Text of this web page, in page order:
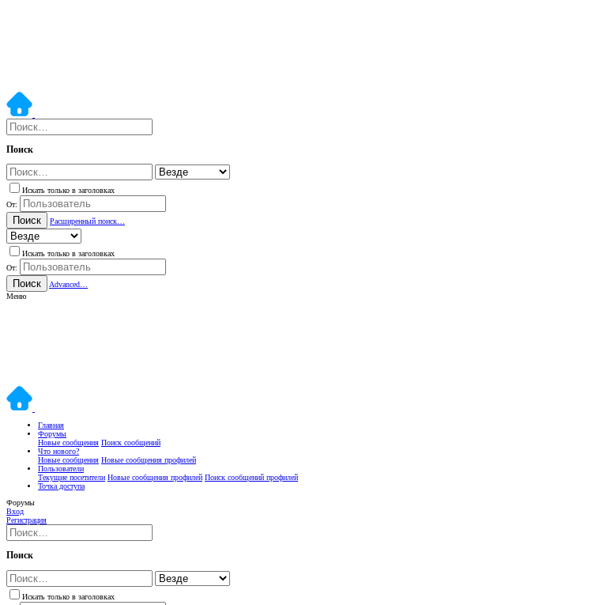
Поиск
Искать только в заголовках
От:
Поиск Расширенный поиск…
Искать только в заголовках
От:
Поиск
Advanced…
Меню
Главная
Форумы
Новые сообщения Поиск сообщений
Что нового?
Новые сообщения Новые сообщения профилей
Пользователи
Текущие посетители Новые сообщения профилей Поиск сообщений профилей
Точка доступа
Форумы
Вход
Регистрация
Поиск
Искать только в заголовках